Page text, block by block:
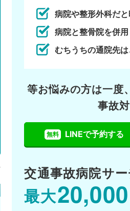
病院や整形外科だ
病院と整骨院を併
むちうちの通院先
等お悩みの方は一度、
事故
無料 LINEで予約する
交通事故病院サ
最大20,000